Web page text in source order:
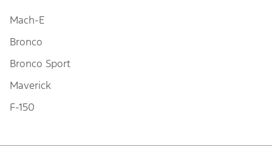
Mach-E
Bronco
Bronco Sport
Maverick
F-150